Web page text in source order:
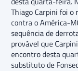
Thiago Carpini foi o
contra o América-
sequência de
provável que
encontro desta
substituto de